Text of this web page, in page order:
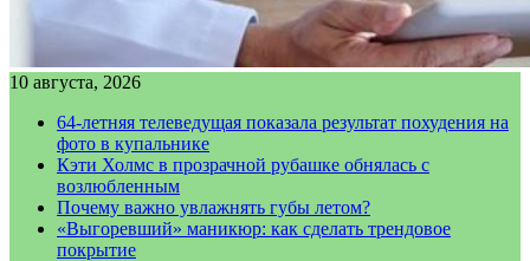
10 августа, 2026
64-летняя телеведущая показала результат похудения на
фото в купальнике
Кэти Холмс в прозрачной рубашке обнялась с
возлюбленным
Почему важно увлажнять губы летом?
«Выгоревший» маникюр: как сделать трендовое
покрытие